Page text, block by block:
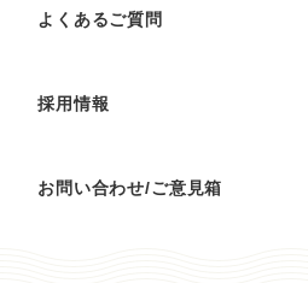
よくあるご質問
採用情報
お問い合わせ/ご意見箱